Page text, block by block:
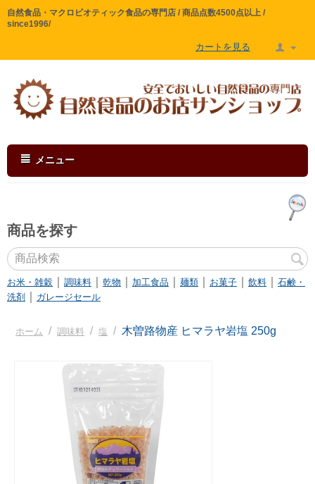
自然食品・マクロビオティック食品の専門店 / 商品点数4500点以上 /
since1996/
カートを見る
メニュー
商品を探す
お米・雑穀 調味料 乾物 加工食品 麺類 お菓子 飲料
石鹸・
洗剤
ガレージセール
ホーム / 調味料 / 塩 / 木曽路物産 ヒマラヤ岩塩 250g